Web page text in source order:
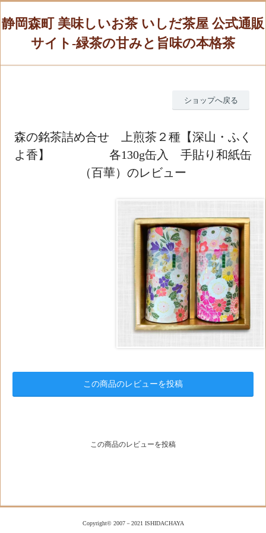
静岡森町 美味しいお茶 いしだ茶屋 公式通販
サイト-緑茶の甘みと旨味の本格茶
ショップへ戻る
森の銘茶詰め合せ 上煎茶２種【深山・ふく
よ香】 各130g缶入 手貼り和紙缶
（百華）のレビュー
この商品のレビューを投稿
この商品のレビューを投稿
Copyright© 2007－2021 ISHIDACHAYA